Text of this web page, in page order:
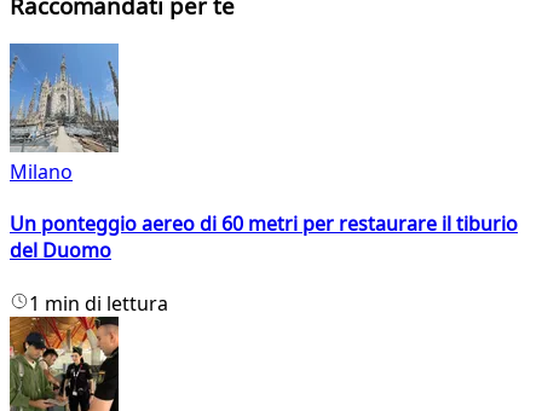
Milano
Un ponteggio aereo di 60 metri per restaurare il tiburio
del Duomo
1 min di lettura